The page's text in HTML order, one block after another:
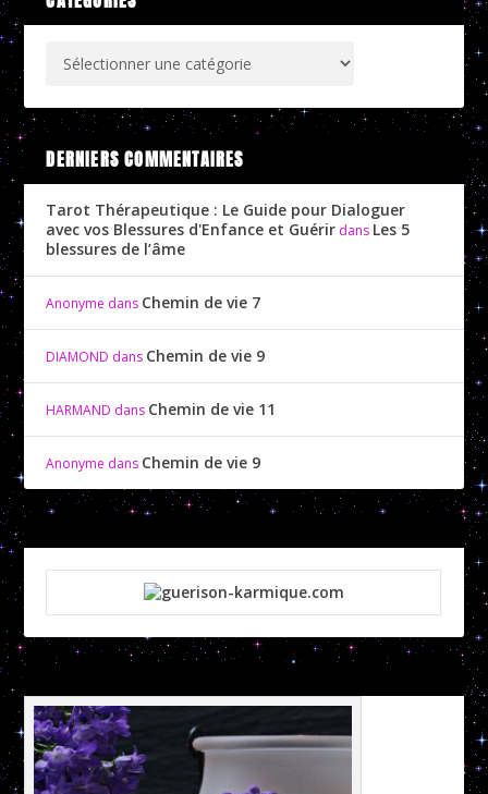
DERNIERS COMMENTAIRES
Tarot Thérapeutique : Le Guide pour Dialoguer
avec vos Blessures d'Enfance et Guérir dans Les 5
blessures de l’âme
Anonyme dans Chemin de vie 7
DIAMOND dans Chemin de vie 9
HARMAND dans Chemin de vie 11
Anonyme dans Chemin de vie 9